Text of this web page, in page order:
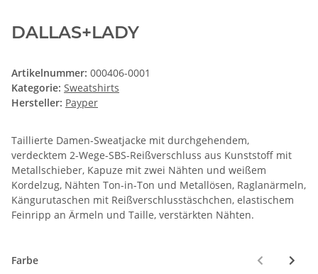
DALLAS+LADY
Artikelnummer: 000406-0001
Kategorie: Sweatshirts
Hersteller: Payper
Taillierte Damen-Sweatjacke mit durchgehendem,
verdecktem 2-Wege-SBS-Reißverschluss aus Kunststoff mit
Metallschieber, Kapuze mit zwei Nähten und weißem
Kordelzug, Nähten Ton-in-Ton und Metallösen, Raglanärmeln,
Kängurutaschen mit Reißverschlusstäschchen, elastischem
Feinripp an Ärmeln und Taille, verstärkten Nähten.
Farbe